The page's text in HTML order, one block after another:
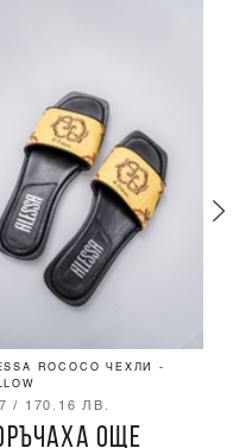
ROCOCO ЧЕХЛИ -
/ 170.16 ЛВ.
ОЩЕ